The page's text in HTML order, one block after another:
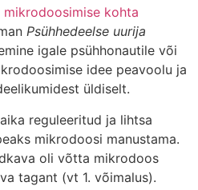
kohta
Psühhedeelse uurija
igale psühhonautile või
idee peavoolu ja
üldiselt.
reguleeritud ja lihtsa
mikrodoosi manustama.
oli võtta mikrodoos
tagant (vt 1. võimalus).